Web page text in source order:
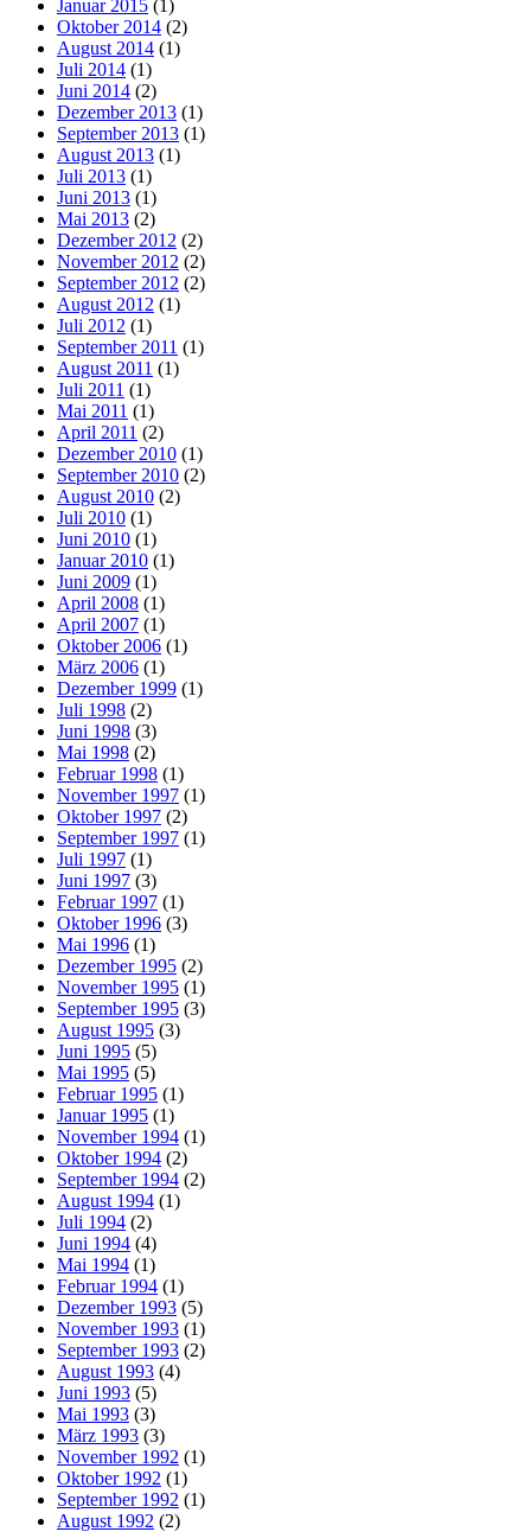
Januar 2015 (1)
Oktober 2014 (2)
August 2014 (1)
Juli 2014 (1)
Juni 2014 (2)
Dezember 2013 (1)
September 2013 (1)
August 2013 (1)
Juli 2013 (1)
Juni 2013 (1)
Mai 2013 (2)
Dezember 2012 (2)
November 2012 (2)
September 2012 (2)
August 2012 (1)
Juli 2012 (1)
September 2011 (1)
August 2011 (1)
Juli 2011 (1)
Mai 2011 (1)
April 2011 (2)
Dezember 2010 (1)
September 2010 (2)
August 2010 (2)
Juli 2010 (1)
Juni 2010 (1)
Januar 2010 (1)
Juni 2009 (1)
April 2008 (1)
April 2007 (1)
Oktober 2006 (1)
März 2006 (1)
Dezember 1999 (1)
Juli 1998 (2)
Juni 1998 (3)
Mai 1998 (2)
Februar 1998 (1)
November 1997 (1)
Oktober 1997 (2)
September 1997 (1)
Juli 1997 (1)
Juni 1997 (3)
Februar 1997 (1)
Oktober 1996 (3)
Mai 1996 (1)
Dezember 1995 (2)
November 1995 (1)
September 1995 (3)
August 1995 (3)
Juni 1995 (5)
Mai 1995 (5)
Februar 1995 (1)
Januar 1995 (1)
November 1994 (1)
Oktober 1994 (2)
September 1994 (2)
August 1994 (1)
Juli 1994 (2)
Juni 1994 (4)
Mai 1994 (1)
Februar 1994 (1)
Dezember 1993 (5)
November 1993 (1)
September 1993 (2)
August 1993 (4)
Juni 1993 (5)
Mai 1993 (3)
März 1993 (3)
November 1992 (1)
Oktober 1992 (1)
September 1992 (1)
August 1992 (2)